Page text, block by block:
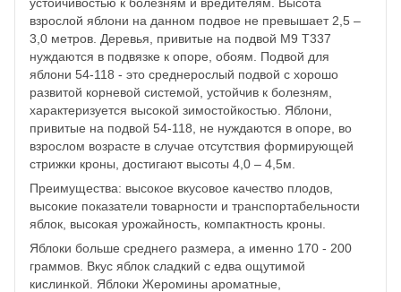
взрослой яблони на данном подвое не превышает 2,5 –
3,0 метров. Деревья, привитые на подвой M9 T337
нуждаются в подвязке к опоре, обоям. Подвой для
яблони 54-118 - это среднерослый подвой с хорошо
развитой корневой системой, устойчив к болезням,
характеризуется высокой зимостойкостью. Яблони,
привитые на подвой 54-118, не нуждаются в опоре, во
взрослом возрасте в случае отсутствия формирующей
стрижки кроны, достигают высоты 4,0 – 4,5м.
Преимущества: высокое вкусовое качество плодов,
высокие показатели товарности и транспортабельности
яблок, высокая урожайность, компактность кроны.
Яблоки больше среднего размера, а именно 170 - 200
граммов. Вкус яблок сладкий с едва ощутимой
кислинкой. Яблоки Жеромины ароматные,